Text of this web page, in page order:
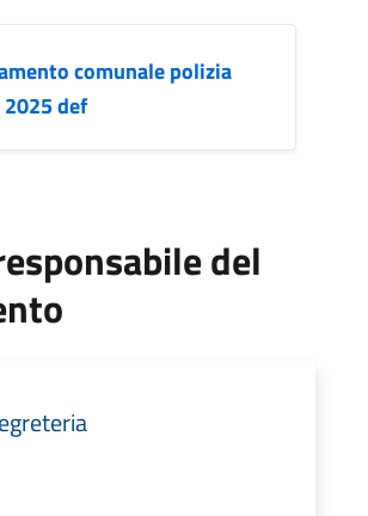
comunale polizia
def
del